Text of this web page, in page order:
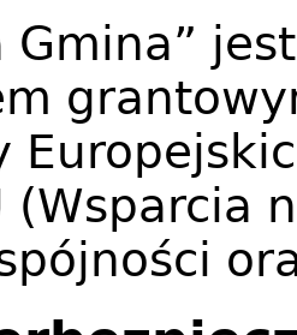
Gmina”
(Wsparcia